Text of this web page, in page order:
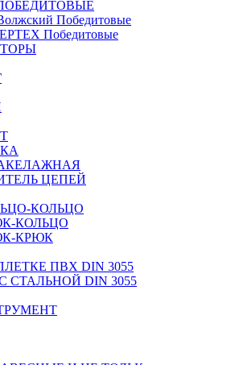
Победитовые
Победитовые
ЦЕПЕЙ
КОЛЬЦО
КОЛЬЦО
КРЮК
ПВХ DIN 3055
СТАЛЬНОЙ DIN 3055